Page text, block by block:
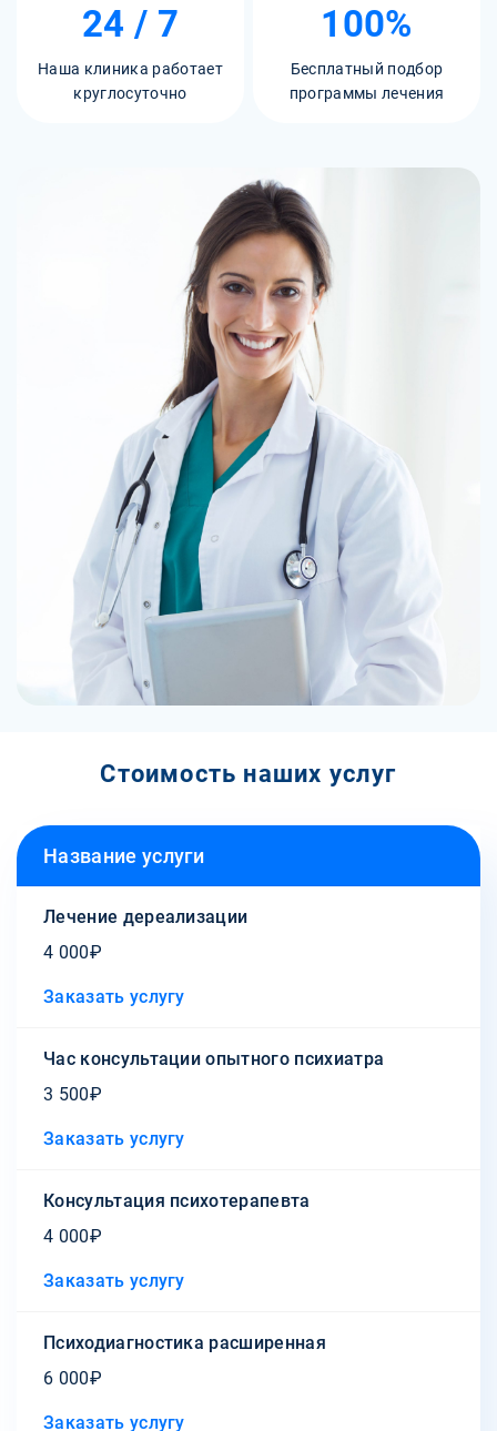
24 / 7
Наша клиника работает
круглосуточно
100%
Бесплатный подбор
программы лечения
Стоимость наших услуг
Название услуги
Лечение дереализации
4 000₽
Заказать услугу
Час консультации опытного психиатра
3 500₽
Заказать услугу
Консультация психотерапевта
4 000₽
Заказать услугу
Психодиагностика расширенная
6 000₽
Заказать услугу